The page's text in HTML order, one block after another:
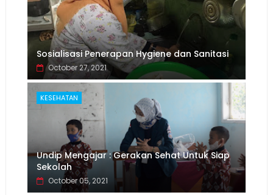
Sosialisasi Penerapan Hygiene dan Sanitasi
October 27, 2021
KESEHATAN
Undip Mengajar : Gerakan Sehat Untuk Siap
Sekolah
October 05, 2021